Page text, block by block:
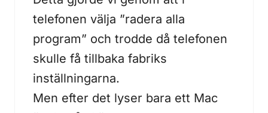
telefonen välja ”radera alla
program” och trodde då telefonen
skulle få tillbaka fabriks
inställningarna.
Men efter det lyser bara ett Mac